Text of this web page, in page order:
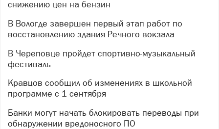
снижению цен на бензин
В Вологде завершен первый этап работ по
восстановлению здания Речного вокзала
В Череповце пройдет спортивно-музыкальный
фестиваль
Кравцов сообщил об изменениях в школьной
программе с 1 сентября
Банки могут начать блокировать переводы при
обнаружении вредоносного ПО